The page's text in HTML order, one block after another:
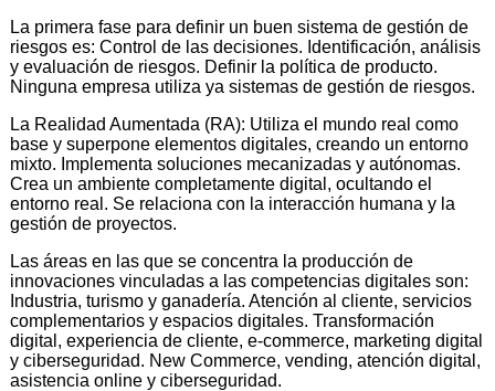
La primera fase para definir un buen sistema de gestión de
riesgos es: Control de las decisiones. Identificación, análisis
y evaluación de riesgos. Definir la política de producto.
Ninguna empresa utiliza ya sistemas de gestión de riesgos.
La Realidad Aumentada (RA): Utiliza el mundo real como
base y superpone elementos digitales, creando un entorno
mixto. Implementa soluciones mecanizadas y autónomas.
Crea un ambiente completamente digital, ocultando el
entorno real. Se relaciona con la interacción humana y la
gestión de proyectos.
Las áreas en las que se concentra la producción de
innovaciones vinculadas a las competencias digitales son:
Industria, turismo y ganadería. Atención al cliente, servicios
complementarios y espacios digitales. Transformación
digital, experiencia de cliente, e-commerce, marketing digital
y ciberseguridad. New Commerce, vending, atención digital,
asistencia online y ciberseguridad.